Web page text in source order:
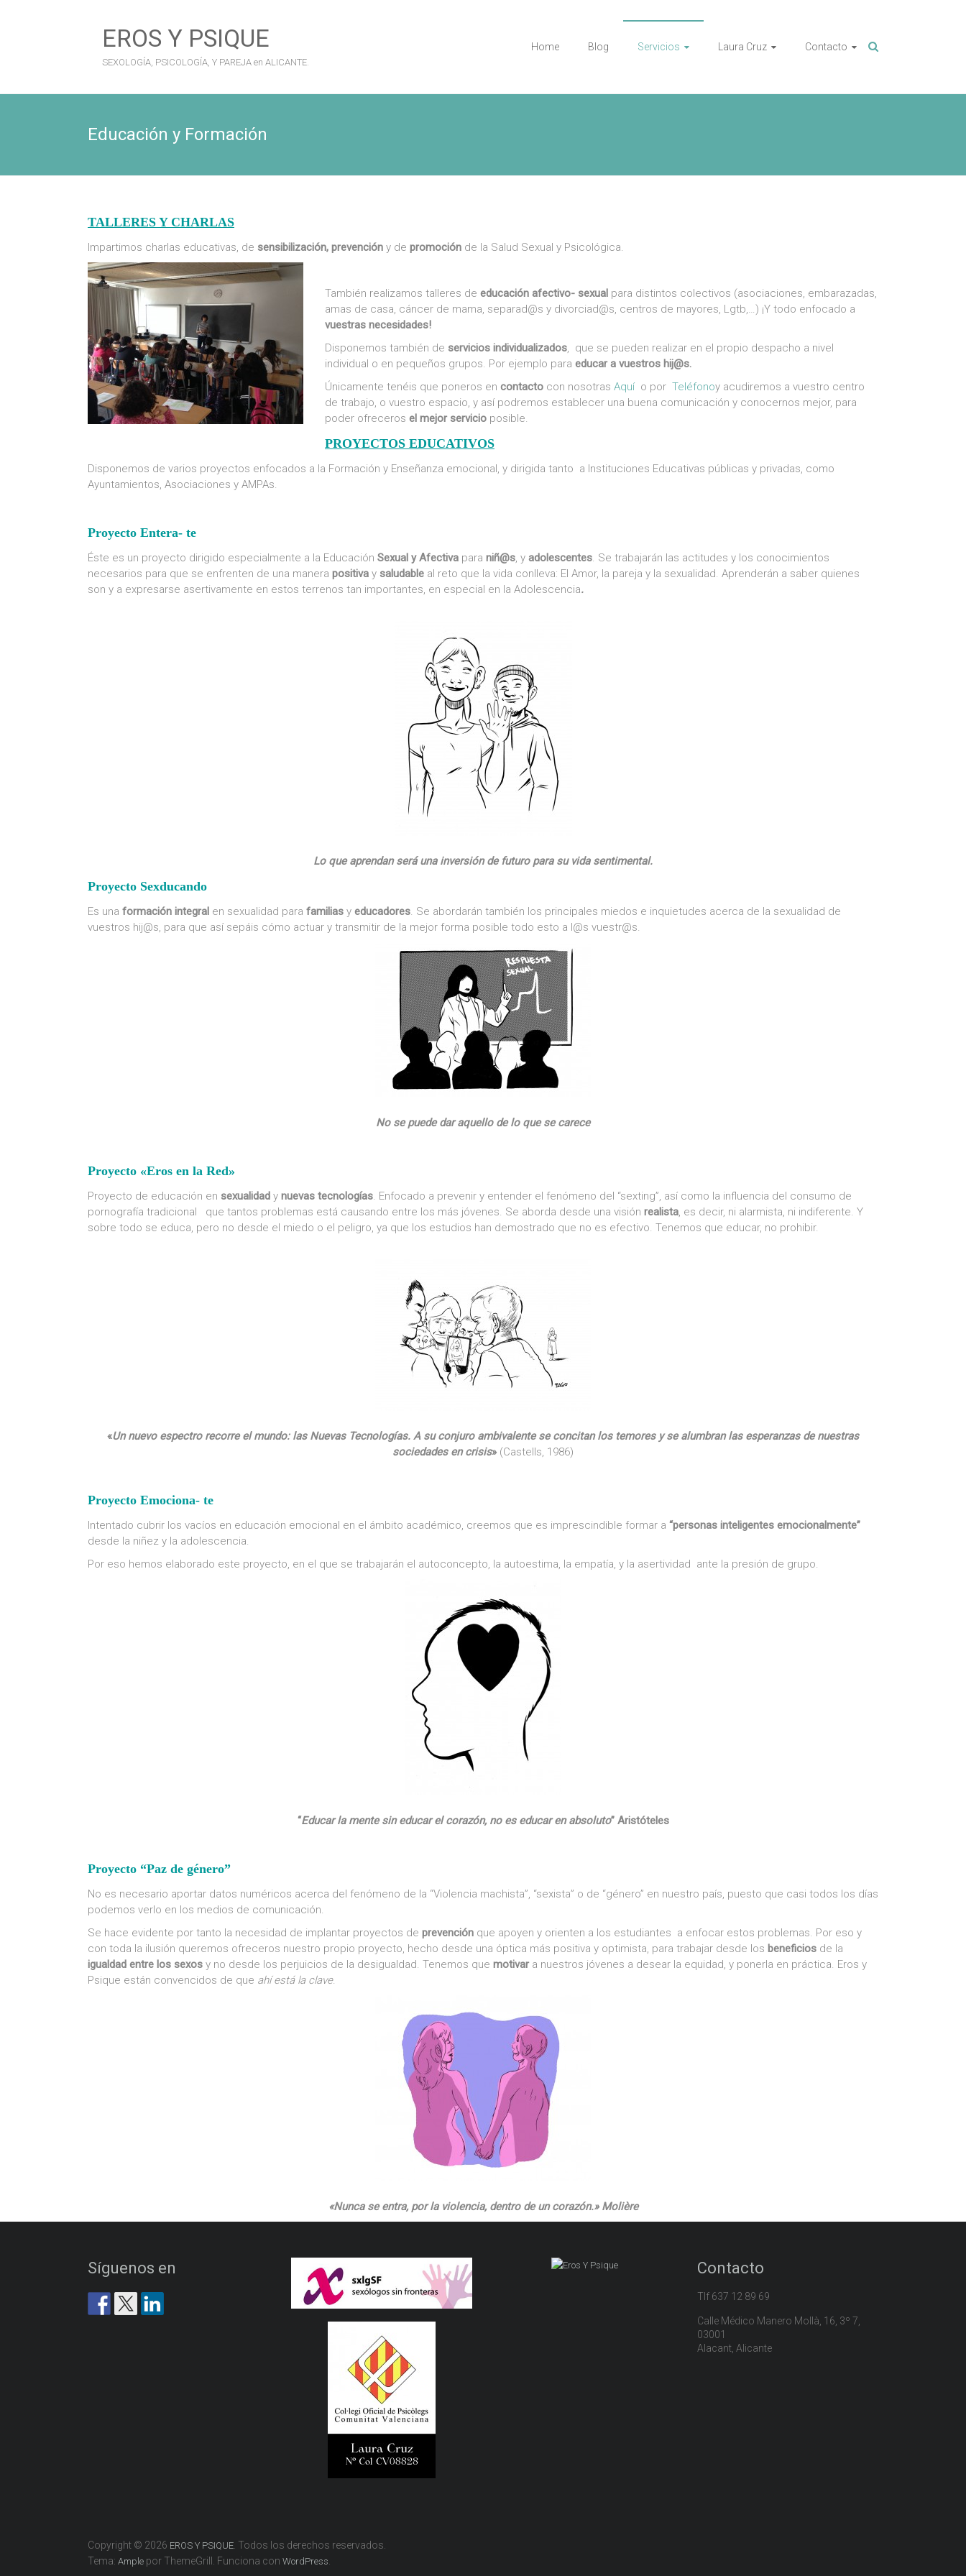
EROS Y PSIQUE
SEXOLOGÍA, PSICOLOGÍA, Y PAREJA en ALICANTE.
Home Blog Servicios Laura Cruz Contacto
Educación y Formación
TALLERES Y CHARLAS
Impartimos charlas educativas, de sensibilización, prevención y de promoción de la Salud Sexual y Psicológica.
También realizamos talleres de educación afectivo- sexual para distintos colectivos (asociaciones, embarazadas,
amas de casa, cáncer de mama, separad@s y divorciad@s, centros de mayores, Lgtb,…) ¡Y todo enfocado a
vuestras necesidades!
Disponemos también de servicios individualizados, que se pueden realizar en el propio despacho a nivel
individual o en pequeños grupos. Por ejemplo para educar a vuestros hij@s.
Únicamente tenéis que poneros en contacto con nosotras Aquí o por Teléfonoy acudiremos a vuestro centro
de trabajo, o vuestro espacio, y así podremos establecer una buena comunicación y conocernos mejor, para
poder ofreceros el mejor servicio posible.
PROYECTOS EDUCATIVOS
Disponemos de varios proyectos enfocados a la Formación y Enseñanza emocional, y dirigida tanto a Instituciones Educativas públicas y privadas, como
Ayuntamientos, Asociaciones y AMPAs.
Proyecto Entera- te
Éste es un proyecto dirigido especialmente a la Educación Sexual y Afectiva para niñ@s, y adolescentes. Se trabajarán las actitudes y los conocimientos
necesarios para que se enfrenten de una manera positiva y saludable al reto que la vida conlleva: El Amor, la pareja y la sexualidad. Aprenderán a saber quienes
son y a expresarse asertivamente en estos terrenos tan importantes, en especial en la Adolescencia.
Lo que aprendan será una inversión de futuro para su vida sentimental.
Proyecto Sexducando
Es una formación integral en sexualidad para familias y educadores. Se abordarán también los principales miedos e inquietudes acerca de la sexualidad de
vuestros hij@s, para que así sepáis cómo actuar y transmitir de la mejor forma posible todo esto a l@s vuestr@s.
No se puede dar aquello de lo que se carece
Proyecto «Eros en la Red»
Proyecto de educación en sexualidad y nuevas tecnologías. Enfocado a prevenir y entender el fenómeno del “sexting”, así como la influencia del consumo de
pornografía tradicional que tantos problemas está causando entre los más jóvenes. Se aborda desde una visión realista, es decir, ni alarmista, ni indiferente. Y
sobre todo se educa, pero no desde el miedo o el peligro, ya que los estudios han demostrado que no es efectivo. Tenemos que educar, no prohibir.
«Un nuevo espectro recorre el mundo: las Nuevas Tecnologías. A su conjuro ambivalente se concitan los temores y se alumbran las esperanzas de nuestras
sociedades en crisis» (Castells, 1986)
Proyecto Emociona- te
Intentado cubrir los vacíos en educación emocional en el ámbito académico, creemos que es imprescindible formar a “personas inteligentes emocionalmente”
desde la niñez y la adolescencia.
Por eso hemos elaborado este proyecto, en el que se trabajarán el autoconcepto, la autoestima, la empatía, y la asertividad ante la presión de grupo.
“Educar la mente sin educar el corazón, no es educar en absoluto” Aristóteles
Proyecto “Paz de género”
No es necesario aportar datos numéricos acerca del fenómeno de la “Violencia machista”, “sexista” o de “género” en nuestro país, puesto que casi todos los días
podemos verlo en los medios de comunicación.
Se hace evidente por tanto la necesidad de implantar proyectos de prevención que apoyen y orienten a los estudiantes a enfocar estos problemas. Por eso y
con toda la ilusión queremos ofreceros nuestro propio proyecto, hecho desde una óptica más positiva y optimista, para trabajar desde los beneficios de la
igualdad entre los sexos y no desde los perjuicios de la desigualdad. Tenemos que motivara nuestros jóvenes a desear la equidad, y ponerla en práctica. Eros y
Psique están convencidos de que ahí está la clave.
«Nunca se entra, por la violencia, dentro de un corazón.» Molière
Síguenos en Contacto
Tlf 637 12 89 69
Calle Médico Manero Mollà, 16, 3º 7,
03001
Alacant, Alicante
Copyright © 2026 EROS Y PSIQUE . Todos los derechos reservados.
Tema: Ample por ThemeGrill. Funciona con WordPress